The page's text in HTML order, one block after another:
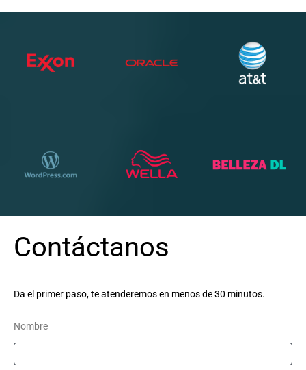
Contáctanos
Da el primer paso, te atenderemos en menos de 30 minutos.
Nombre